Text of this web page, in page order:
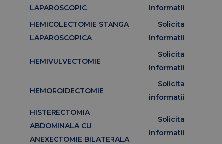
LAPAROSCOPIC
informatii
HEMICOLECTOMIE STANGA
LAPAROSCOPICA
Solicita
informatii
HEMIVULVECTOMIE
Solicita
informatii
HEMOROIDECTOMIE
Solicita
informatii
HISTERECTOMIA
ABDOMINALA CU
ANEXECTOMIE BILATERALA
Solicita
informatii